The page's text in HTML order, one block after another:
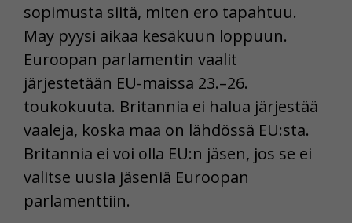
sopimusta siitä, miten ero tapahtuu.
May pyysi aikaa kesäkuun loppuun.
Euroopan parlamentin vaalit
järjestetään EU-maissa 23.–26.
toukokuuta. Britannia ei halua järjestää
vaaleja, koska maa on lähdössä EU:sta.
Britannia ei voi olla EU:n jäsen, jos se ei
valitse uusia jäseniä Euroopan
parlamenttiin.